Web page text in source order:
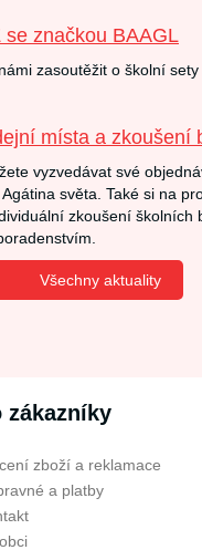
se značkou BAAGL
zasoutěžit o školní
místa a zkoušení
vyzvedávat své
světa. Také si na
zkoušení školních
Všechny aktuality
zákazníky
zboží a reklamace
a platby